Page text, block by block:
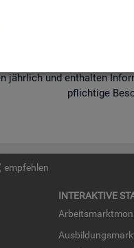
der
jähr­lich und ent­hal­ten
pflich­ti­ge
empfehlen
IN­TER­AK­TI­VE